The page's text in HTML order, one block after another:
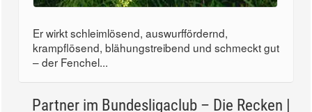
Er wirkt schleimlösend, auswurffördernd,
krampflösend, blähungstreibend und schmeckt gut
– der Fenchel...
Partner im Bundesligaclub – Die Recken |